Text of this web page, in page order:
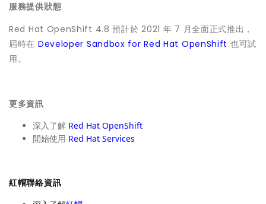
服務提供狀態
Red Hat OpenShift 4.8 預計於 2021 年 7 月全面正式推出，
屆時在 Developer Sandbox for Red Hat OpenShift 也可試
用。
更多資訊
深入了解 Red Hat OpenShift
開始使用 Red Hat Services
紅帽聯絡資訊